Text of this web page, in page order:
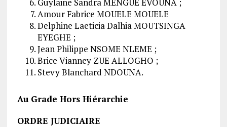
Amour Fabrice MOUELE MOUELE
Delphine Laeticia Dalhia MOUTSINGA
EYEGHE ;
Jean Philippe NSOME NLEME ;
Brice Vianney ZUE ALLOGHO ;
Stevy Blanchard NDOUNA.
Au Grade Hors Hiérarchie
ORDRE JUDICIAIRE